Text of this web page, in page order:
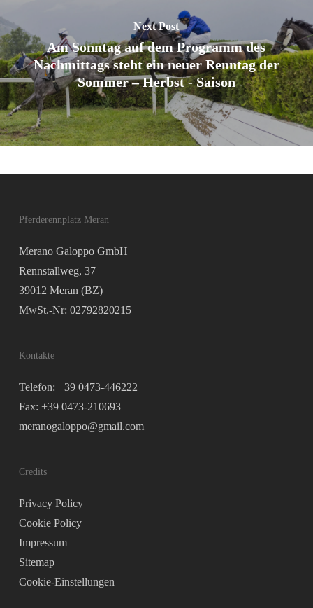
Next Post
Am Sonntag auf dem Programm des
Nachmittags steht ein neuer Renntag der
Sommer – Herbst - Saison
Pferderennplatz Meran
Merano Galoppo GmbH
Rennstallweg, 37
39012 Meran (BZ)
MwSt.-Nr: 02792820215
Kontakte
Telefon: +39 0473-446222
Fax: +39 0473-210693
meranogaloppo@gmail.com
Credits
Privacy Policy
Cookie Policy
Impressum
Sitemap
Cookie-Einstellungen